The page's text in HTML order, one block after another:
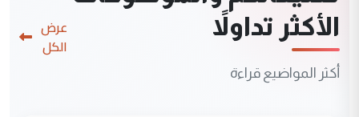
الأكثر تداولاً
أكثر المواضيع قراءة
عرض
الكل